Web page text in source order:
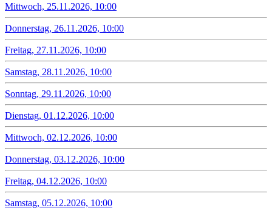
Mittwoch, 25.11.2026, 10:00
Donnerstag, 26.11.2026, 10:00
Freitag, 27.11.2026, 10:00
Samstag, 28.11.2026, 10:00
Sonntag, 29.11.2026, 10:00
Dienstag, 01.12.2026, 10:00
Mittwoch, 02.12.2026, 10:00
Donnerstag, 03.12.2026, 10:00
Freitag, 04.12.2026, 10:00
Samstag, 05.12.2026, 10:00